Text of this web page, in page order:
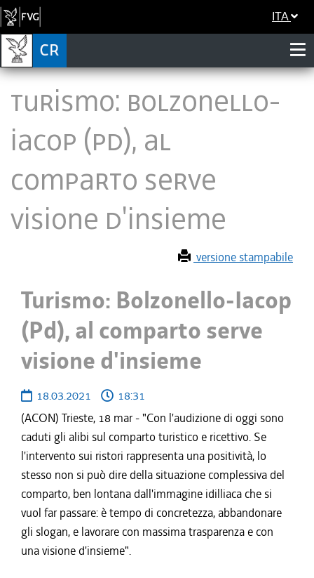
ITA
Turismo: Bolzonello-
Iacop (Pd), al
comparto serve
visione d'insieme
versione stampabile
Turismo: Bolzonello-Iacop
(Pd), al comparto serve
visione d'insieme
18.03.2021
18:31
(ACON) Trieste, 18 mar - "Con l'audizione di oggi sono
caduti gli alibi sul comparto turistico e ricettivo. Se
l'intervento sui ristori rappresenta una positività, lo
stesso non si può dire della situazione complessiva del
comparto, ben lontana dall'immagine idilliaca che si
vuol far passare: è tempo di concretezza, abbandonare
gli slogan, e lavorare con massima trasparenza e con
una visione d'insieme".